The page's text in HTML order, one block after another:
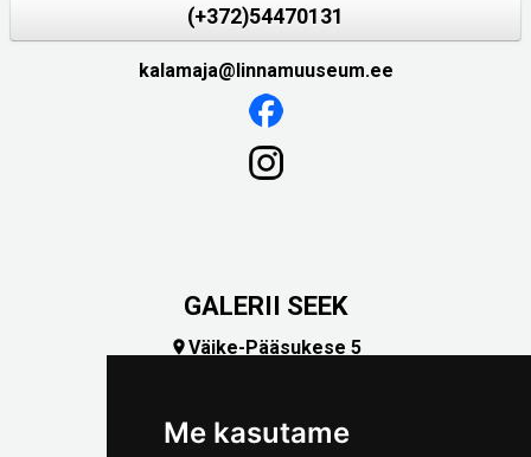
Me kasutame
(+372)54470131
kalamaja@linnamuuseum.ee
GALERII SEEK
Väike-Pääsukese 5